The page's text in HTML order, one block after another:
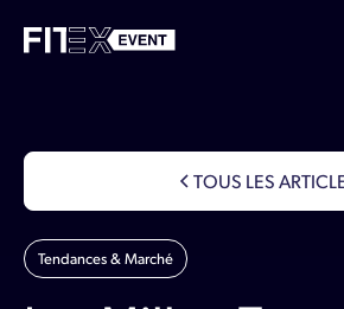
TOUS LES
Tendances & Marché